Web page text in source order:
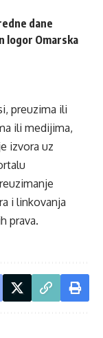
dane
logor Omarska
preuzima ili
ili medijima,
izvora uz
i linkovanja
prava.